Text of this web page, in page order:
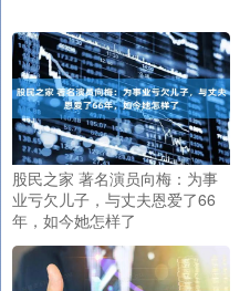
股民之家 著名演员向梅：为事
业亏欠儿子，与丈夫恩爱了66
年，如今她怎样了